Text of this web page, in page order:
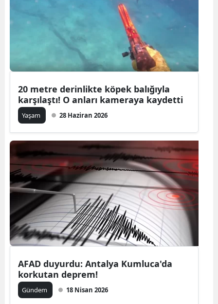
20 metre derinlikte köpek balığıyla
karşılaştı! O anları kameraya kaydetti
Yaşam 28 Haziran 2026
AFAD duyurdu: Antalya Kumluca'da
korkutan deprem!
Gündem 18 Nisan 2026